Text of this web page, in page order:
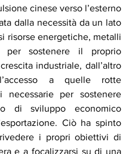
cinese verso l’esterno
dalla necessità da un lato
risorse energetiche, metalli
per sostenere il proprio
industriale, dall’altro
a quelle rotte
necessarie per sostenere
di sviluppo economico
Ciò ha spinto
i propri obiettivi di
e a focalizzarsi su di una